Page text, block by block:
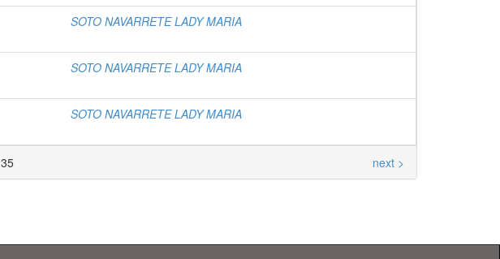
SOTO NAVARRETE LADY MARIA
SOTO NAVARRETE LADY MARIA
SOTO NAVARRETE LADY MARIA
next >